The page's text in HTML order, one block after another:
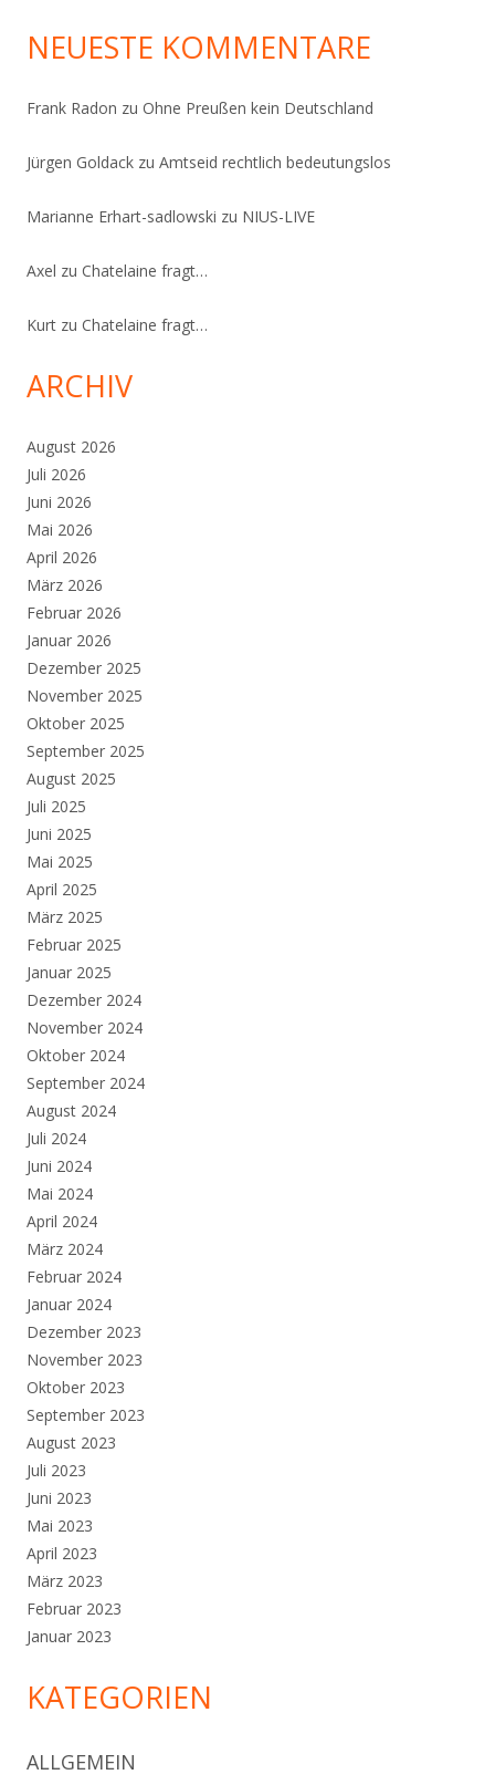
NEUESTE KOMMENTARE
Frank Radon zu Ohne Preußen kein Deutschland
Jürgen Goldack zu Amtseid rechtlich bedeutungslos
Marianne Erhart-sadlowski zu NIUS-LIVE
Axel zu Chatelaine fragt…
Kurt zu Chatelaine fragt…
ARCHIV
August 2026
Juli 2026
Juni 2026
Mai 2026
April 2026
März 2026
Februar 2026
Januar 2026
Dezember 2025
November 2025
Oktober 2025
September 2025
August 2025
Juli 2025
Juni 2025
Mai 2025
April 2025
März 2025
Februar 2025
Januar 2025
Dezember 2024
November 2024
Oktober 2024
September 2024
August 2024
Juli 2024
Juni 2024
Mai 2024
April 2024
März 2024
Februar 2024
Januar 2024
Dezember 2023
November 2023
Oktober 2023
September 2023
August 2023
Juli 2023
Juni 2023
Mai 2023
April 2023
März 2023
Februar 2023
Januar 2023
KATEGORIEN
ALLGEMEIN